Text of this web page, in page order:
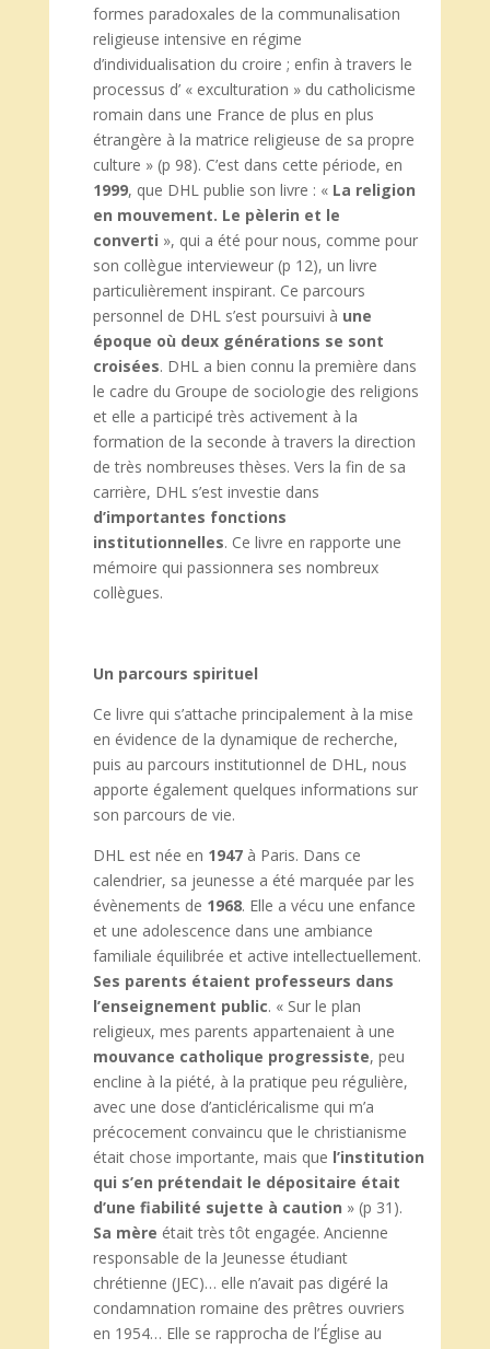
formes paradoxales de la communalisation
religieuse intensive en régime
d’individualisation du croire ; enfin à travers le
processus d’ « exculturation » du catholicisme
romain dans une France de plus en plus
étrangère à la matrice religieuse de sa propre
culture » (p 98). C’est dans cette période, en
1999, que DHL publie son livre : « La religion
en mouvement. Le pèlerin et le
converti », qui a été pour nous, comme pour
son collègue intervieweur (p 12), un livre
particulièrement inspirant. Ce parcours
personnel de DHL s’est poursuivi à une
époque où deux générations se sont
croisées. DHL a bien connu la première dans
le cadre du Groupe de sociologie des religions
et elle a participé très activement à la
formation de la seconde à travers la direction
de très nombreuses thèses. Vers la fin de sa
carrière, DHL s’est investie dans
d’importantes fonctions
institutionnelles. Ce livre en rapporte une
mémoire qui passionnera ses nombreux
collègues.
Un parcours spirituel
Ce livre qui s’attache principalement à la mise
en évidence de la dynamique de recherche,
puis au parcours institutionnel de DHL, nous
apporte également quelques informations sur
son parcours de vie.
DHL est née en 1947à Paris. Dans ce
calendrier, sa jeunesse a été marquée par les
évènements de 1968. Elle a vécu une enfance
et une adolescence dans une ambiance
familiale équilibrée et active intellectuellement.
Ses parents étaient professeurs dans
l’enseignement public. « Sur le plan
religieux, mes parents appartenaient à une
mouvance catholique progressiste, peu
encline à la piété, à la pratique peu régulière,
avec une dose d’anticléricalisme qui m’a
précocement convaincu que le christianisme
était chose importante, mais que l’institution
qui s’en prétendait le dépositaire était
d’une fiabilité sujette à caution » (p 31).
Sa mère était très tôt engagée. Ancienne
responsable de la Jeunesse étudiant
chrétienne (JEC)… elle n’avait pas digéré la
condamnation romaine des prêtres ouvriers
en 1954… Elle se rapprocha de l’Église au